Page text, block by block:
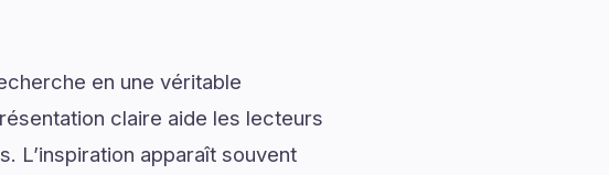
en une véritable
claire aide les lecteurs
L’inspiration apparaît souvent